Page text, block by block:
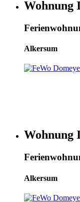
Wohnung
Alkersum
Wohnung
Alkersum